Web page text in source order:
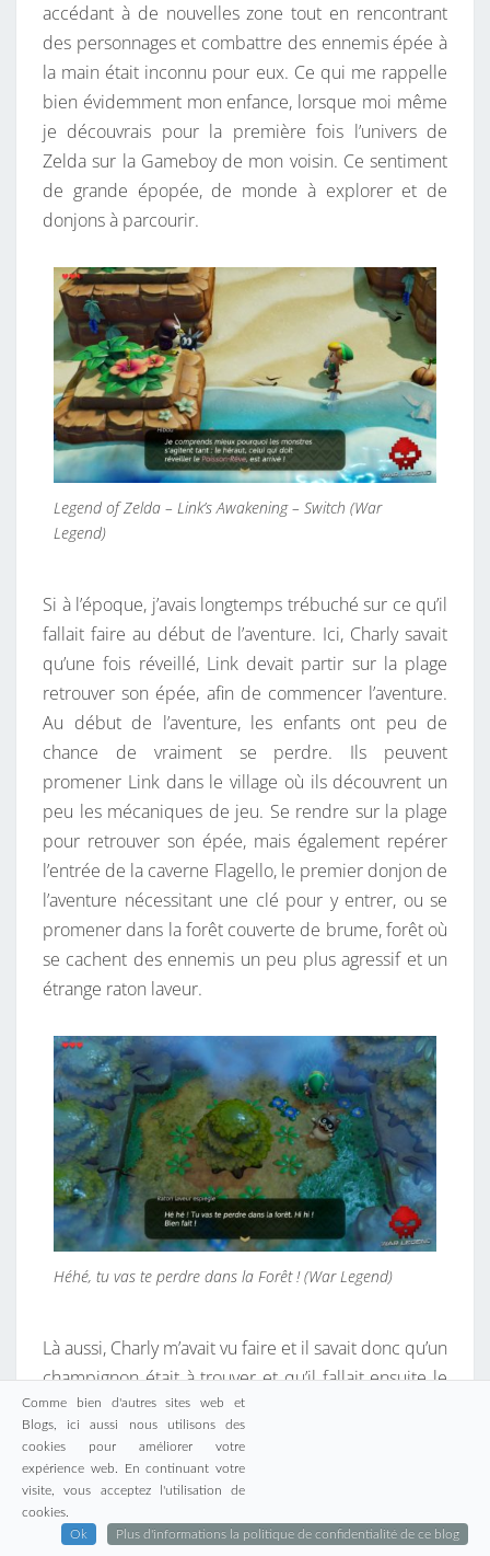
accédant à de nouvelles zone tout en rencontrant
des personnages et combattre des ennemis épée à
la main était inconnu pour eux. Ce qui me rappelle
bien évidemment mon enfance, lorsque moi même
je découvrais pour la première fois l’univers de
Zelda sur la Gameboy de mon voisin. Ce sentiment
de grande épopée, de monde à explorer et de
donjons à parcourir.
Legend of Zelda – Link’s Awakening – Switch (War
Legend)
Si à l’époque, j’avais longtemps trébuché sur ce qu’il
fallait faire au début de l’aventure. Ici, Charly savait
qu’une fois réveillé, Link devait partir sur la plage
retrouver son épée, afin de commencer l’aventure.
Au début de l’aventure, les enfants ont peu de
chance de vraiment se perdre. Ils peuvent
promener Link dans le village où ils découvrent un
peu les mécaniques de jeu. Se rendre sur la plage
pour retrouver son épée, mais également repérer
l’entrée de la caverne Flagello, le premier donjon de
l’aventure nécessitant une clé pour y entrer, ou se
promener dans la forêt couverte de brume, forêt où
se cachent des ennemis un peu plus agressif et un
étrange raton laveur.
Héhé, tu vas te perdre dans la Forêt ! (War Legend)
Là aussi, Charly m’avait vu faire et il savait donc qu’un
champignon était à trouver et qu’il fallait ensuite le
donner à une sorcière pour faire une potion
magique. Néanmoins, la tâche n’est pas si facile à
résoudre pour mes jeunes joueurs, qui n’ont pas
compris que le Raton Laveur les envoyait se perdre
dans la forêt faussant donc leurs repères.
Comme bien d'autres sites web et
Blogs, ici aussi nous utilisons des
cookies pour améliorer votre
expérience web. En continuant votre
visite, vous acceptez l'utilisation de
cookies.
Ok
Plus d'informations la politique de confidentialité de ce blog